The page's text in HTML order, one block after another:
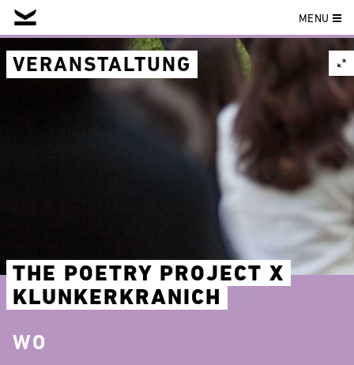
Skip
to
content
MENU
VERANSTALTUNG
THE POETRY PROJECT X
KLUNKERKRANICH
WO